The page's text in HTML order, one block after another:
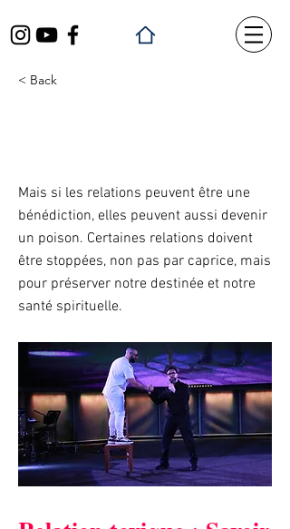
< Back
Mais si les relations peuvent être une
bénédiction, elles peuvent aussi devenir
un poison. Certaines relations doivent
être stoppées, non pas par caprice, mais
pour préserver notre destinée et notre
santé spirituelle.